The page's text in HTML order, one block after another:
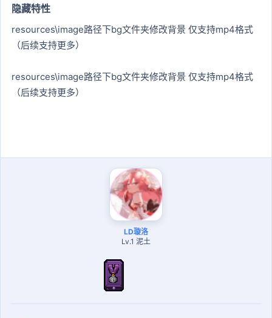
隐藏特性​
resources\image路径下bg文件夹修改背景 仅支持mp4格式
（后续支持更多）
resources\image路径下bg文件夹修改背景 仅支持mp4格式
（后续支持更多）
LD璇洛
Lv.1 泥土